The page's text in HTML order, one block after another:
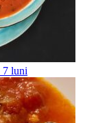
7 luni